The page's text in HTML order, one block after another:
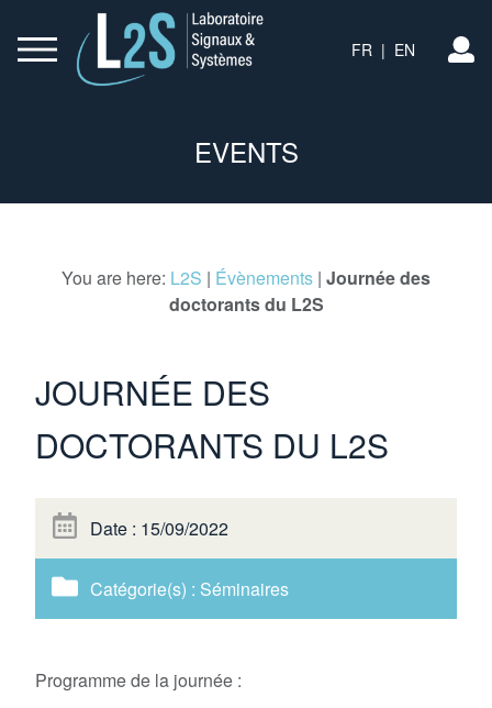
FR | EN
EVENTS
You are here: L2S | Évènements | Journée des
doctorants du L2S
JOURNÉE DES
DOCTORANTS DU L2S
Date : 15/09/2022
Catégorie(s) : Séminaires
Programme de la journée :